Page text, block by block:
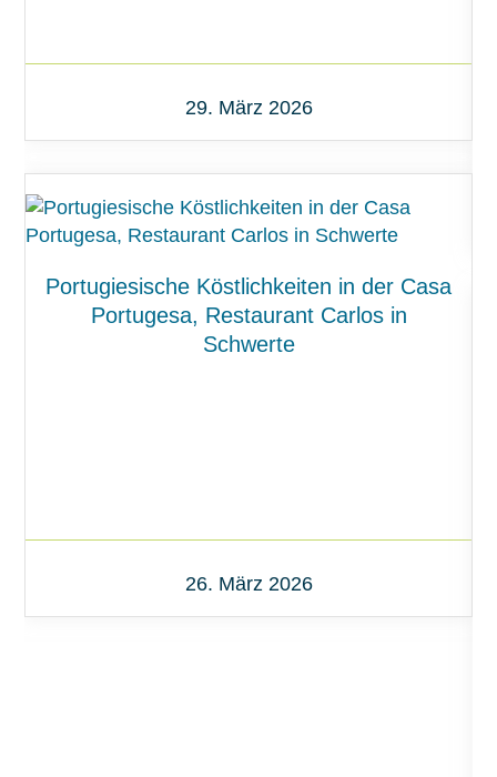
29. März 2026
Portugiesische Köstlichkeiten in der Casa
Portugesa, Restaurant Carlos in
Schwerte
26. März 2026